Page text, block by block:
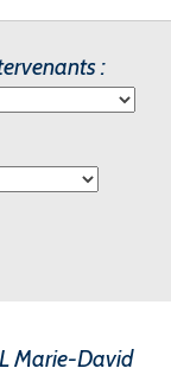
:
Marie-David